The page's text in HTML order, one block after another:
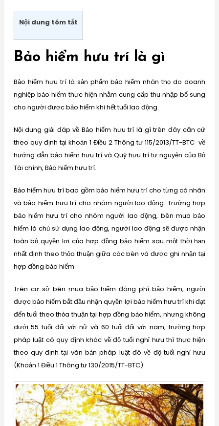
Nội dung tóm tắt
Bảo hiểm hưu trí là gì
Bảo hiểm hưu trí là sản phẩm bảo hiểm nhân thọ do doanh
nghiệp bảo hiểm thực hiện nhằm cung cấp thu nhập bổ sung
cho người được bảo hiểm khi hết tuổi lao động.
Nội dung giải đáp về Bảo hiểm hưu trí là gì trên đây căn cứ
theo quy định tại khoản 1 Điều 2 Thông tư 115/2013/TT-BTC về
hướng dẫn bảo hiểm hưu trí và Quỹ hưu trí tự nguyện của Bộ
Tài chính, Bảo hiểm hưu trí.
Bảo hiểm hưu trí bao gồm bảo hiểm hưu trí cho từng cá nhân
và bảo hiểm hưu trí cho nhóm người lao động. Trường hợp
bảo hiểm hưu trí cho nhóm người lao động, bên mua bảo
hiểm là chủ sử dụng lao động, người lao động sẽ được nhận
toàn bộ quyền lợi của hợp đồng bảo hiểm sau một thời hạn
nhất định theo thỏa thuận giữa các bên và được ghi nhận tại
hợp đồng bảo hiểm.
Trên cơ sở bên mua bảo hiểm đóng phí bảo hiểm, người
được bảo hiểm bắt đầu nhận quyền lợi bảo hiểm hưu trí khi đạt
đến tuổi theo thỏa thuận tại hợp đồng bảo hiểm, nhưng không
dưới 55 tuổi đối với nữ và 60 tuổi đối với nam, trường hợp
pháp luật có quy định khác về độ tuổi nghỉ hưu thì thực hiện
theo quy định tại văn bản pháp luật đó về độ tuổi nghỉ hưu
(Khoản 1 Điều 1 Thông tư 130/2015/TT-BTC).